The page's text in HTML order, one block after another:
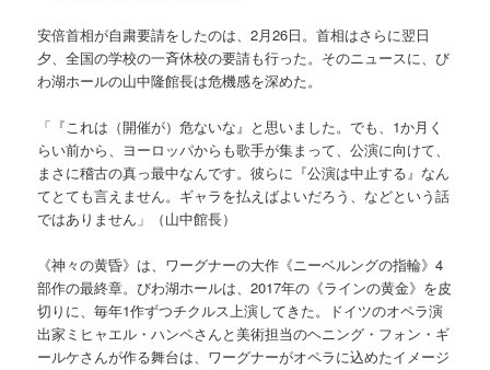
安倍首相が自粛要請をしたのは、2月26日。首相はさらに翌日
夕、全国の学校の一斉休校の要請も行った。そのニュースに、び
わ湖ホールの山中隆館長は危機感を深めた。
「『これは（開催が）危ないな』と思いました。でも、1か月く
らい前から、ヨーロッパからも歌手が集まって、公演に向けて、
まさに稽古の真っ最中なんです。彼らに『公演は中止する』なん
てとても言えません。ギャラを払えばよいだろう、などという話
ではありません」（山中館長）
《神々の黄昏》は、ワーグナーの大作《ニーベルングの指輪》4
部作の最終章。びわ湖ホールは、2017年の《ラインの黄金》を皮
切りに、毎年1作ずつチクルス上演してきた。ドイツのオペラ演
出家ミヒャエル・ハンペさんと美術担当のヘニング・フォン・ギ
ールケさんが作る舞台は、ワーグナーがオペラに込めたイメージ